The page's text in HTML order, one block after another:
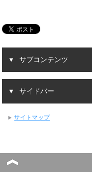
サブコンテンツ
サイドバー
サイトマップ